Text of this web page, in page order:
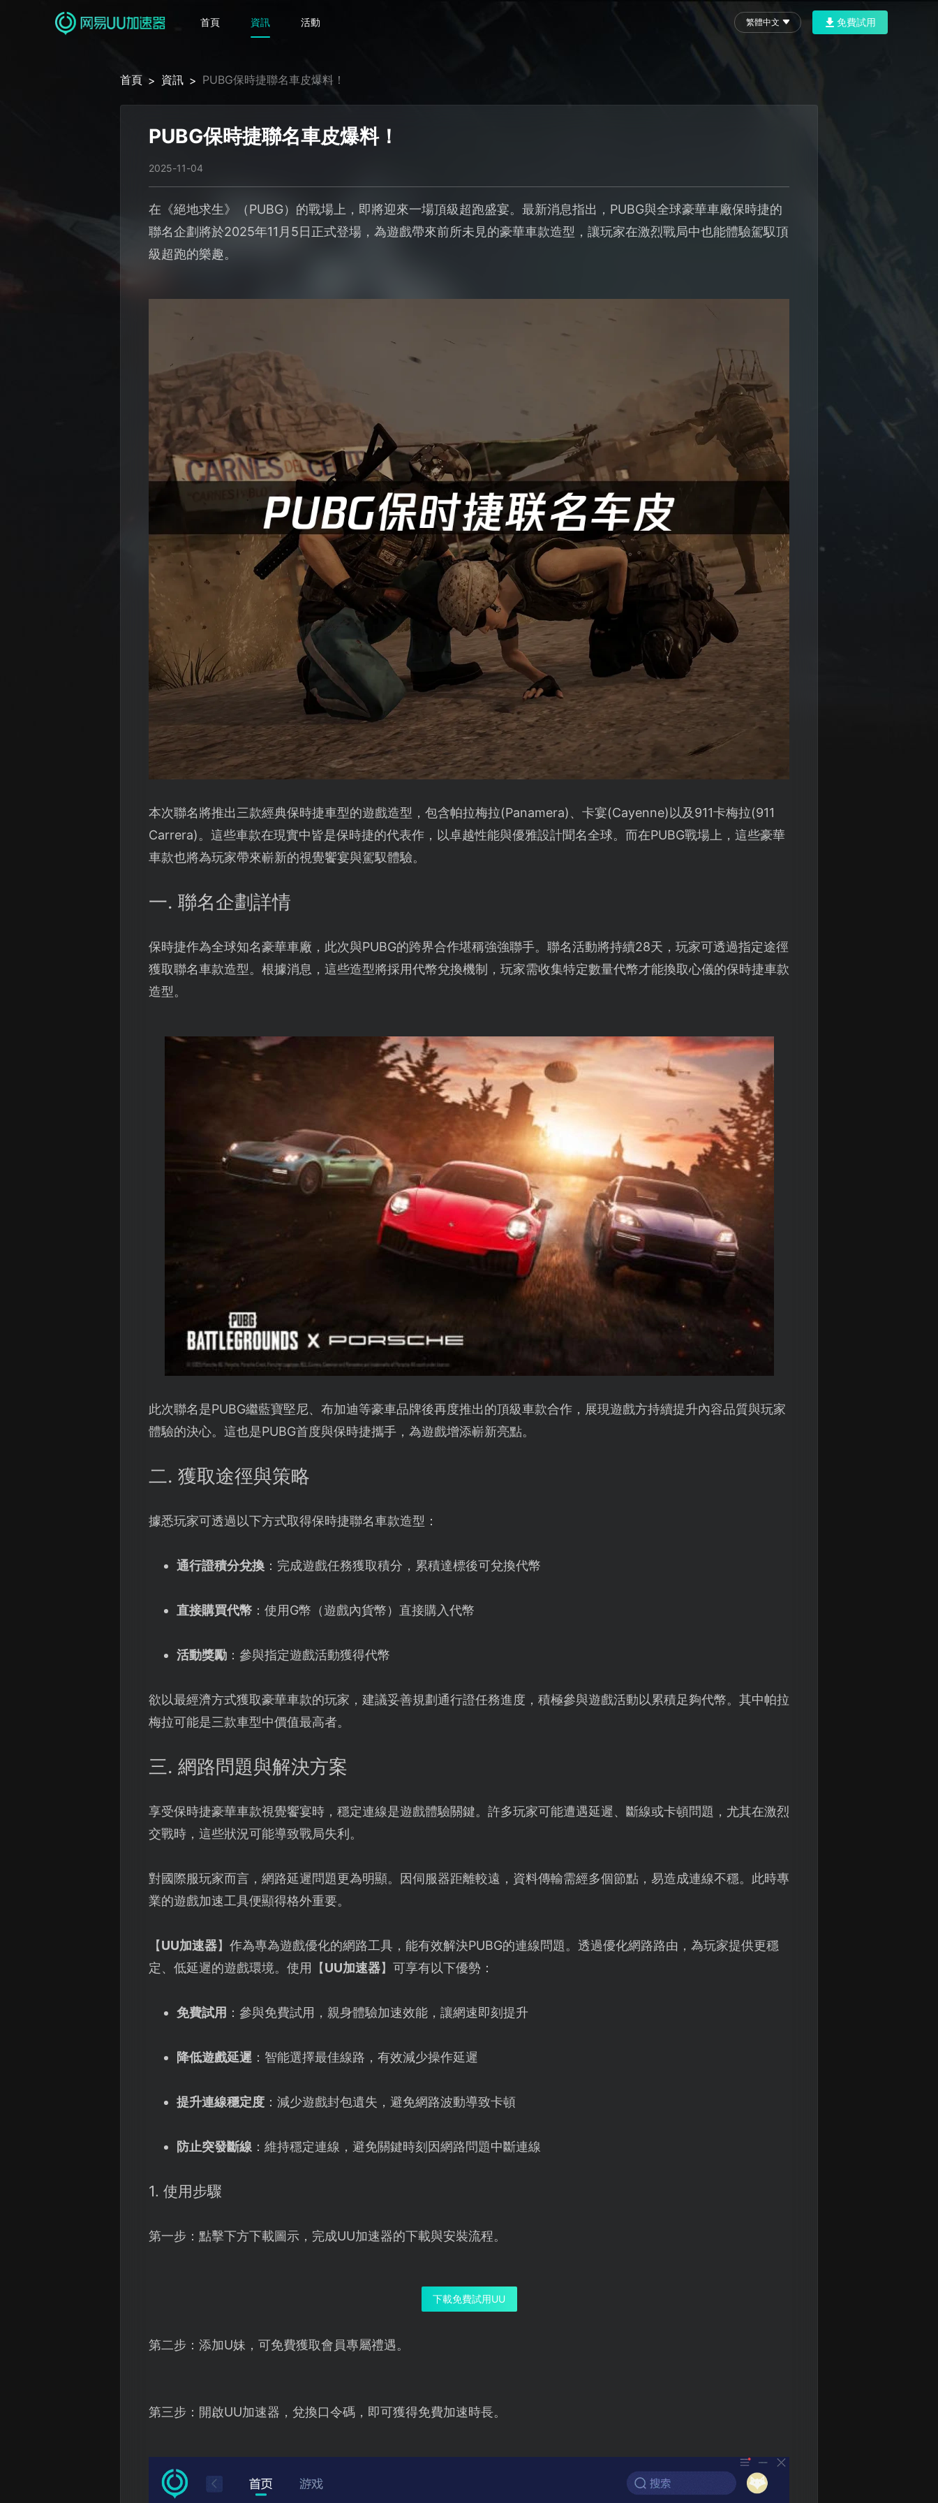
首頁 資訊 活動 繁體中文 免費試用
首頁 > 資訊 > PUBG保時捷聯名車皮爆料！
PUBG保時捷聯名車皮爆料！
2025-11-04
在《絕地求生》（PUBG）的戰場上，即將迎來一場頂級超跑盛宴。最新消息指出，PUBG與全球豪華車廠保時捷的
聯名企劃將於2025年11月5日正式登場，為遊戲帶來前所未見的豪華車款造型，讓玩家在激烈戰局中也能體驗駕馭頂
級超跑的樂趣。
本次聯名將推出三款經典保時捷車型的遊戲造型，包含帕拉梅拉(Panamera)、卡宴(Cayenne)以及911卡梅拉(911
Carrera)。這些車款在現實中皆是保時捷的代表作，以卓越性能與優雅設計聞名全球。而在PUBG戰場上，這些豪華
車款也將為玩家帶來嶄新的視覺饗宴與駕馭體驗。
一. 聯名企劃詳情
保時捷作為全球知名豪華車廠，此次與PUBG的跨界合作堪稱強強聯手。聯名活動將持續28天，玩家可透過指定途徑
獲取聯名車款造型。根據消息，這些造型將採用代幣兌換機制，玩家需收集特定數量代幣才能換取心儀的保時捷車款
造型。
此次聯名是PUBG繼藍寶堅尼、布加迪等豪車品牌後再度推出的頂級車款合作，展現遊戲方持續提升內容品質與玩家
體驗的決心。這也是PUBG首度與保時捷攜手，為遊戲增添嶄新亮點。
二. 獲取途徑與策略
據悉玩家可透過以下方式取得保時捷聯名車款造型：
通行證積分兌換：完成遊戲任務獲取積分，累積達標後可兌換代幣
直接購買代幣：使用G幣（遊戲內貨幣）直接購入代幣
活動獎勵：參與指定遊戲活動獲得代幣
欲以最經濟方式獲取豪華車款的玩家，建議妥善規劃通行證任務進度，積極參與遊戲活動以累積足夠代幣。其中帕拉
梅拉可能是三款車型中價值最高者。
三. 網路問題與解決方案
享受保時捷豪華車款視覺饗宴時，穩定連線是遊戲體驗關鍵。許多玩家可能遭遇延遲、斷線或卡頓問題，尤其在激烈
交戰時，這些狀況可能導致戰局失利。
對國際服玩家而言，網路延遲問題更為明顯。因伺服器距離較遠，資料傳輸需經多個節點，易造成連線不穩。此時專
業的遊戲加速工具便顯得格外重要。
【UU加速器】作為專為遊戲優化的網路工具，能有效解決PUBG的連線問題。透過優化網路路由，為玩家提供更穩
定、低延遲的遊戲環境。使用【UU加速器】可享有以下優勢：
免費試用 ：參與免費試用，親身體驗加速效能，讓網速即刻提升
降低遊戲延遲：智能選擇最佳線路，有效減少操作延遲
提升連線穩定度：減少遊戲封包遺失，避免網路波動導致卡頓
防止突發斷線：維持穩定連線，避免關鍵時刻因網路問題中斷連線
1. 使用步驟
第一步：點擊下方下載圖示，完成UU加速器的下載與安裝流程。
下載免費試用UU
第二步：添加U妹，可免費獲取會員專屬禮遇。
第三步：開啟UU加速器，兌換口令碼，即可獲得免費加速時長。